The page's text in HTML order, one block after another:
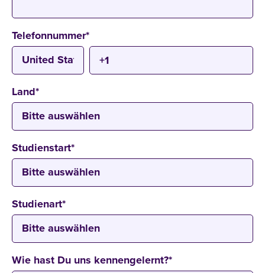
Telefonnummer*
Land*
Studienstart*
Studienart*
Wie hast Du uns kennengelernt?*